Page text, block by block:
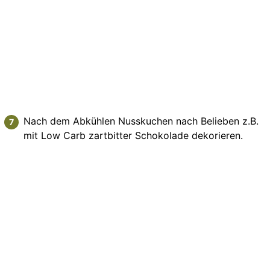
Nach dem Abkühlen Nusskuchen nach Belieben z.B.
mit Low Carb zartbitter Schokolade dekorieren.